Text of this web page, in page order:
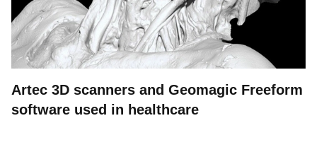
Artec 3D scanners and Geomagic Freeform
software used in healthcare